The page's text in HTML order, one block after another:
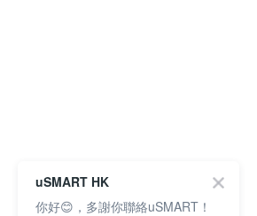
uSMART HK
你好😊，多謝你聯絡uSMART！